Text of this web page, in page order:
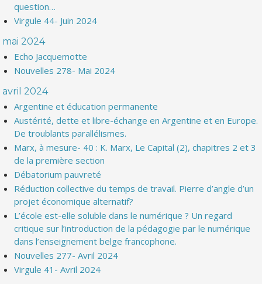
question…
Virgule 44- Juin 2024
mai 2024
Echo Jacquemotte
Nouvelles 278- Mai 2024
avril 2024
Argentine et éducation permanente
Austérité, dette et libre-échange en Argentine et en Europe.
De troublants parallélismes.
Marx, à mesure- 40 : K. Marx, Le Capital (2), chapitres 2 et 3
de la première section
Débatorium pauvreté
Réduction collective du temps de travail. Pierre d’angle d’un
projet économique alternatif?
L’école est-elle soluble dans le numérique ? Un regard
critique sur l’introduction de la pédagogie par le numérique
dans l’enseignement belge francophone.
Nouvelles 277- Avril 2024
Virgule 41- Avril 2024